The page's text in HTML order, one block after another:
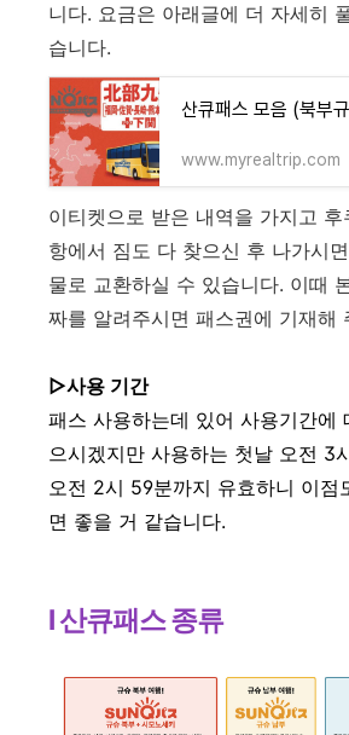
니다. 요금은 아래글에 더 자세히
습니다.
www.myrealtrip.com
이티켓으로 받은 내역을 가지고
항에서 짐도 다 찾으신 후 나가시
물로 교환하실 수 있습니다. 이때
짜를 알려주시면 패스권에 기재해
▷사용 기간
패스 사용하는데 있어 사용기간에
으시겠지만 사용하는 첫날 오전 3
오전 2시 59분까지 유효하니 이점
면 좋을 거 같습니다.
l 산큐패스 종류